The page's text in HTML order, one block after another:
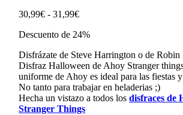
30,99€ - 31,99€Rango
precios:
30,99€
hasta
31,99€
Descuento de 24%
Disfrázate de Steve Harrington o de
Disfraz Halloween de Ahoy Stranger
uniforme de Ahoy es ideal para las fiestas
No tanto para trabajar en heladerias ;)
Hecha un vistazo a todos losdisfraces de
Stranger Things